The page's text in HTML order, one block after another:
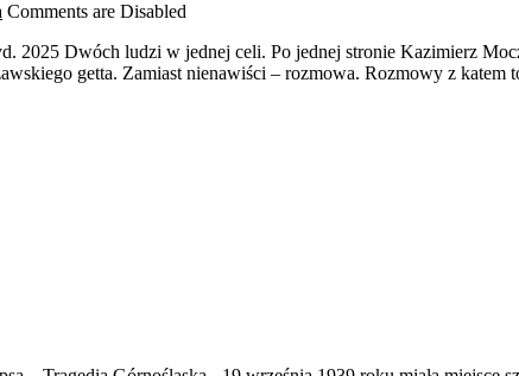
Comments are Disabled
2025 Dwóch ludzi w jednej celi. Po jednej stronie Kazimierz
getta. Zamiast nienawiści – rozmowa. Rozmowy z